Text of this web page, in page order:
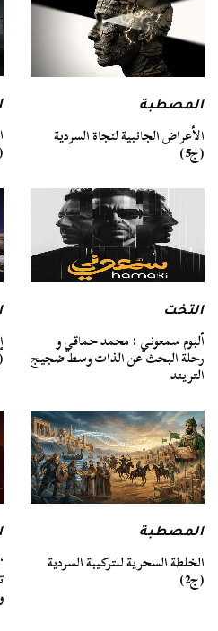
المصطبة
الأعراض الجانبية لنجاة السردية
(ج5)
التخت
ألبوم سمعوني : محمد حماقي و
رحلة البحث عن الذات وسط ضجيج
التريند
المصطبة
الخلطة السحرية للتركيبة السردية
(ج2)